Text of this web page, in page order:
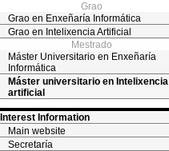
Grao
Grao en Enxeñaría Informática
Grao en Intelixencia Artificial
Mestrado
Máster Universitario en Enxeñaría
Informática
Máster universitario en Intelixencia
artificial
Interest Information
Main website
Secretaría